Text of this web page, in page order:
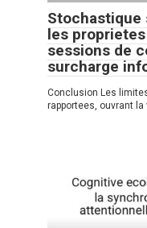
Stochastique
les
sessions de
surcharge
Conclusion Les
rapportees, ouvrant